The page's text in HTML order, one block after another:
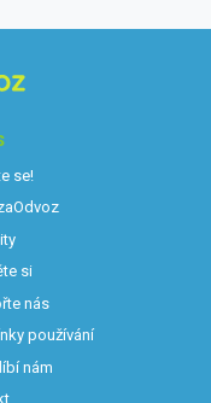
se!
si
nás
používání
nám